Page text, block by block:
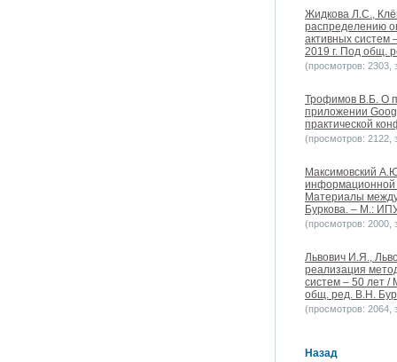
Жидкова Л.С.,
распределению
активных систем
2019 г. Под общ.
(просмотров: 2303,
Трофимов В.Б. О
приложении
практической
(просмотров: 2122,
Максимовский
информационной
Материалы
Буркова. – М.:
(просмотров: 2000,
Львович И.Я.,
реализация
систем – 50 лет /
общ. ред. В.Н.
(просмотров: 2064,
Назад